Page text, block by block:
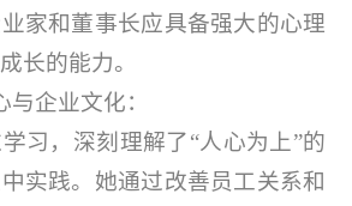
家和董事长应具备强大的心理
长的能力。
企业文化：
，深刻理解了“人心为上”的
实践。她通过改善员工关系和